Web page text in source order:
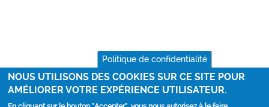
Politique de confidentialité
NOUS UTILISONS DES COOKIES SUR CE SITE POUR
AMÉLIORER VOTRE EXPÉRIENCE UTILISATEUR.